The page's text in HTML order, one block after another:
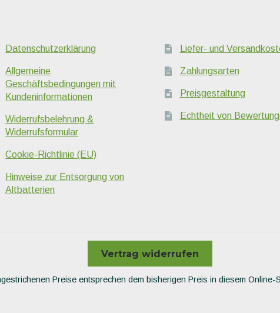
Datenschutzerklärung
Allgemeine
Geschäftsbedingungen mit
Kundeninformationen
Widerrufsbelehrung &
Widerrufsformular
Cookie-Richtlinie (EU)
Hinweise zur Entsorgung von
Altbatterien
Liefer- und
Zahlungsarten
Preisgestaltung
Echtheit von
Vertrag widerrufen
Preise entsprechen dem bisherigen Preis in diesem Online-